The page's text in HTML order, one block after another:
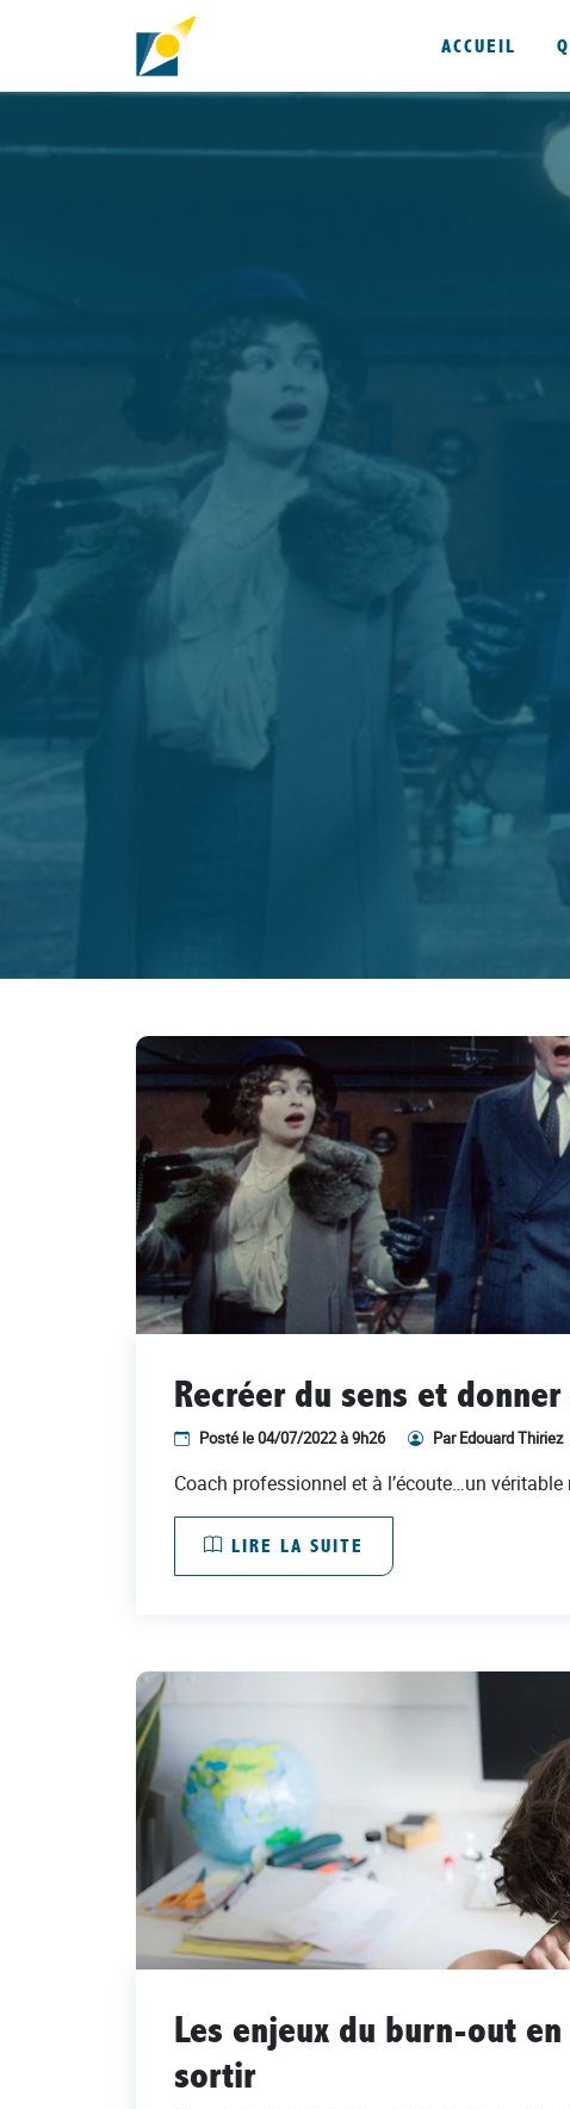
ACCUEIL
Recréer du sens et donner
Posté le 04/07/2022 à 9h26 Par Edouard Thiriez
Coach professionnel et à l’écoute…un
LIRE LA SUITE
Les enjeux du burn-out
sortir